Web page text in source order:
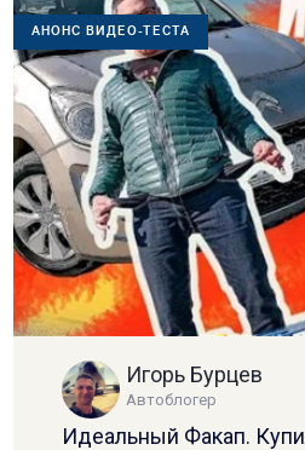
АНОНС ВИДЕО-ТЕСТА
Игорь Бурцев
Автоблогер
Идеальный Факап.